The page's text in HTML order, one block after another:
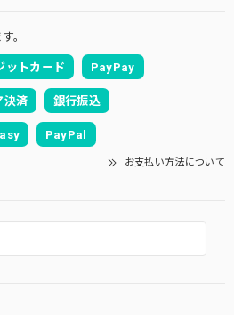
。
ットカード PayPay
決済 銀行振込
PayPal
お支払い方法について